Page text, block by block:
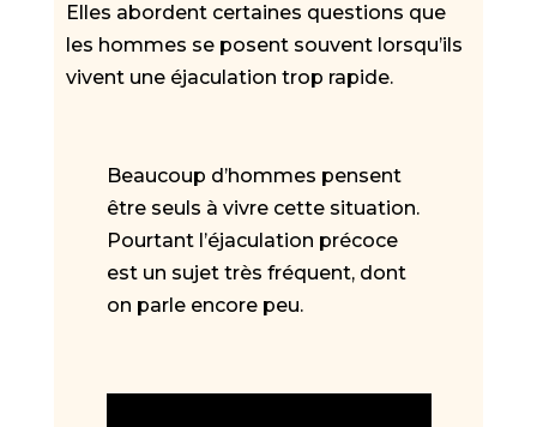
Elles abordent certaines questions que
les hommes se posent souvent lorsqu’ils
vivent une éjaculation trop rapide.
Beaucoup d’hommes pensent
être seuls à vivre cette situation.
Pourtant l’éjaculation précoce
est un sujet très fréquent, dont
on parle encore peu.